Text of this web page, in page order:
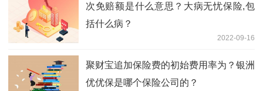
次免赔额是什么意思？大病无忧保险,包
括什么病？
2022-09-16
聚财宝追加保险费的初始费用率为？银洲
优优保是哪个保险公司的？